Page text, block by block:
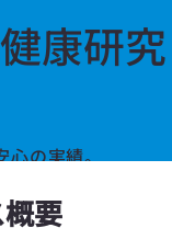
康研究
心の実績。
・SAS対策はお任
要